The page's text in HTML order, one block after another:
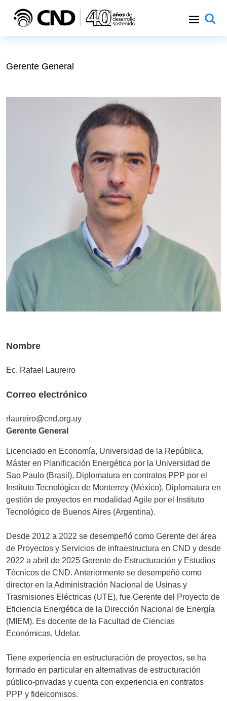
Gerente General
Nombre
Ec. Rafael Laureiro
Correo electrónico
rlaureiro@cnd.org.uy
Gerente General
Licenciado en Economía, Universidad de la República,
Máster en Planificación Energética por la Universidad de
Sao Paulo (Brasil), Diplomatura en contratos PPP por el
Instituto Tecnológico de Monterrey (México), Diplomatura en
gestión de proyectos en modalidad Agile por el Instituto
Tecnológico de Buenos Aires (Argentina).
Desde 2012 a 2022 se desempeñó como Gerente del área
de Proyectos y Servicios de infraestructura en CND y desde
2022 a abril de 2025 Gerente de Estructuración y Estudios
Técnicos de CND. Anteriormente se desempeñó como
director en la Administración Nacional de Usinas y
Trasmisiones Eléctricas (UTE), fue Gerente del Proyecto de
Eficiencia Energética de la Dirección Nacional de Energía
(MIEM). Es docente de la Facultad de Ciencias
Económicas, Udelar.
Tiene experiencia en estructuración de proyectos, se ha
formado en particular en alternativas de estructuración
público-privadas y cuenta con experiencia en contratos
PPP y fideicomisos.